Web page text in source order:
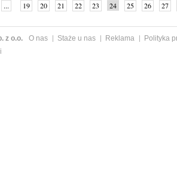
... 19 20 21 22 23 24 25 26
27
z o.o. O nas Staże u nas Reklama
Polityka